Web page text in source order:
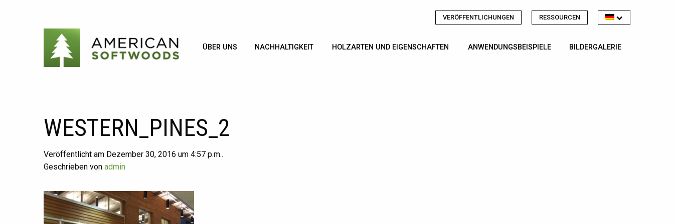
VERÖFFENTLICHUNGEN RESSOURCEN
ÜBER UNS NACHHALTIGKEIT HOLZARTEN UND EIGENSCHAFTEN ANWENDUNGSBEISPIELE BILDERGALERIE
WESTERN_PINES_2
Veröffentlicht am Dezember 30, 2016 um 4:57 p.m..
Geschrieben von admin